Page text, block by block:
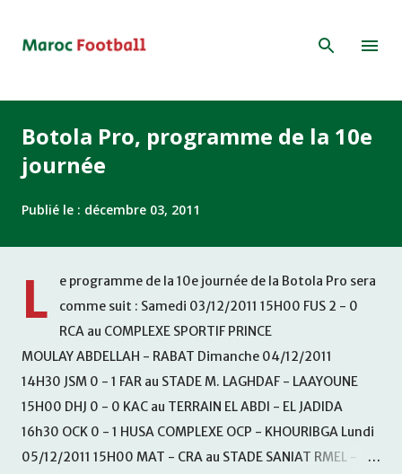
Botola Pro, programme de la 10e
journée
Publié le : décembre 03, 2011
L
e programme de la 10e journée de la Botola Pro sera
comme suit : Samedi 03/12/2011 15H00 FUS 2 - 0
RCA au COMPLEXE SPORTIF PRINCE
MOULAY ABDELLAH - RABAT Dimanche 04/12/2011
14H30 JSM 0 - 1 FAR au STADE M. LAGHDAF - LAAYOUNE
15H00 DHJ 0 - 0 KAC au TERRAIN EL ABDI - EL JADIDA
16h30 OCK 0 - 1 HUSA COMPLEXE OCP - KHOURIBGA Lundi
05/12/2011 15H00 MAT - CRA au STADE SANIAT RMEL -